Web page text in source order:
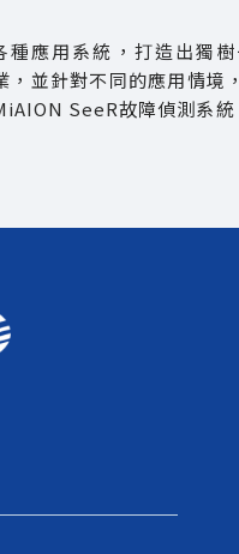
種應用系統，打造出獨
，並針對不同的應用情
SeeR故障偵測系